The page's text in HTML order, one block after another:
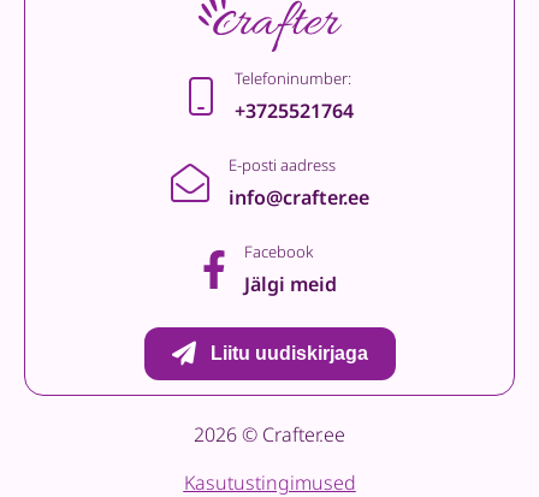
Telefoninumber:
+3725521764
E-posti aadress
info@crafter.ee
Facebook
Jälgi meid
Liitu uudiskirjaga
2026 © Crafter.ee
Kasutustingimused